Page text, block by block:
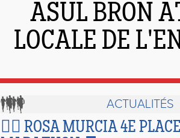
ASUL BRON
LOCALE DE
ACTUALITÉS
🏃‍♀️ ROSA MURCIA 4E